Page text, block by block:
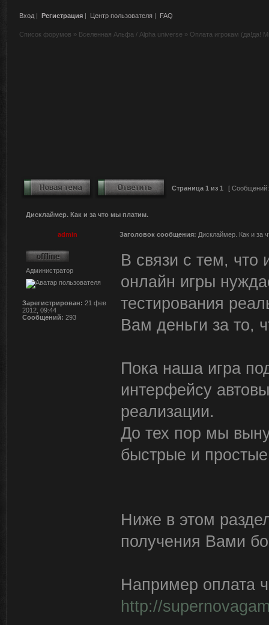
Вход | Регистрация | Центр пользователя | FAQ
Список форумов » Вселенная Альфа / Alpha universe » Оплата игрокам (да!да!
Страница 1 из 1 [
Дисклаймер. Как и за что мы платим.
admin Заголовок сообщения: Дисклаймер. Как и за
Администратор
Зарегистрирован: 21 фев
2012, 09:44
Сообщений: 293
В связи с тем, что
онлайн игры
тестирования
Вам деньги за то,
Пока наша игра
интерфейсу
реализации.
До тех пор мы
быстрые и
Ниже в этом
получения Вами
Например оплата
http://